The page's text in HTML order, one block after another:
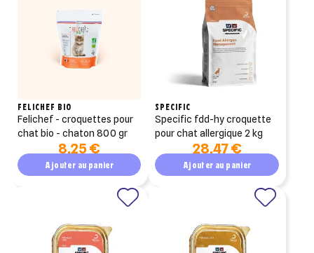
FELICHEF BIO
felichef - croquettes pour
chat bio - chaton 800 gr
8,25 €
Ajouter au panier
SPECIFIC
specific fdd-hy croquette
pour chat allergique 2 kg
28,47 €
Ajouter au panier